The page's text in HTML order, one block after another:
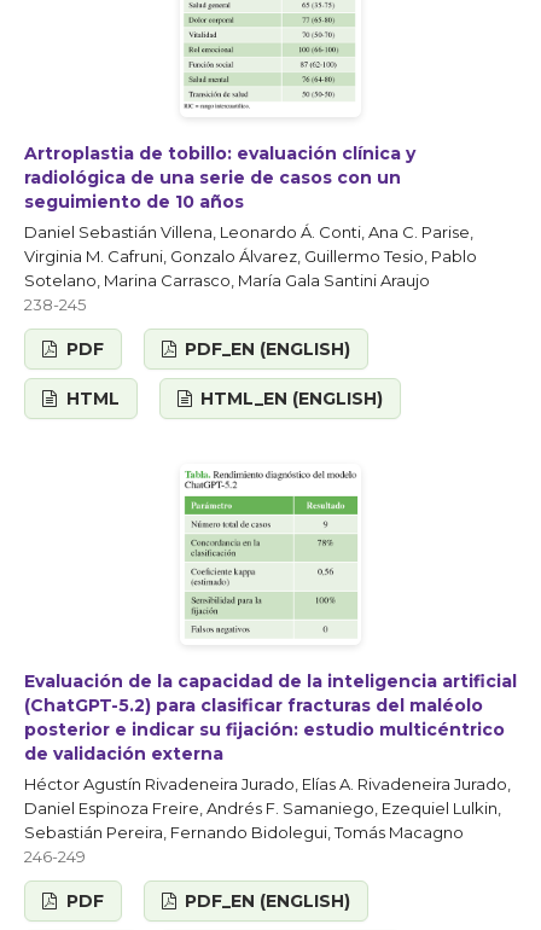
Artroplastia de tobillo: evaluación clínica y
radiológica de una serie de casos con un
seguimiento de 10 años
Daniel Sebastián Villena, Leonardo Á. Conti, Ana C. Parise,
Virginia M. Cafruni, Gonzalo Álvarez, Guillermo Tesio, Pablo
Sotelano, Marina Carrasco, María Gala Santini Araujo
238-245
PDF PDF_EN (ENGLISH)
HTML HTML_EN (ENGLISH)
Evaluación de la capacidad de la inteligencia artificial
(ChatGPT-5.2) para clasificar fracturas del maléolo
posterior e indicar su fijación: estudio multicéntrico
de validación externa
Héctor Agustín Rivadeneira Jurado, Elías A. Rivadeneira Jurado,
Daniel Espinoza Freire, Andrés F. Samaniego, Ezequiel Lulkin,
Sebastián Pereira, Fernando Bidolegui, Tomás Macagno
246-249
PDF PDF_EN (ENGLISH)